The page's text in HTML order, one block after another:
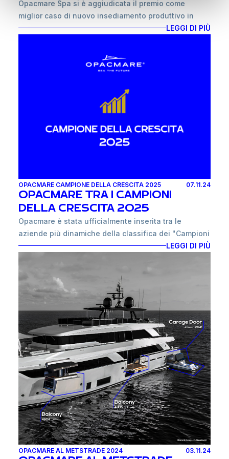
Opacmare Spa si è aggiudicata il premio come
miglior caso di nuovo insediamento produttivo in
Piemonte!
territorio piemontese ma anche alla valorizzazione
significativo e, quindi, ponendosi come “motore” di
crescita e sviluppo ma anche in valorizzazione delle
competenze produttive locali.
LEGGI DI PIÙ
OPACMARE CAMPIONE DELLA CRESCITA 2025 07.11.24
OPACMARE TRA I CAMPIONI
DELLA CRESCITA 2025
Opacmare è stata ufficialmente inserita tra le
aziende più dinamiche della classifica dei "Campioni
della Crescita 2025", un prestigioso riconoscimento
novembre 2024 su “La Repubblica Affari & Finanza”.
In questa edizione speciale, saranno celebrati i primi
600 classificati, mentre l'elenco completo delle 800
aziende premiate sarà reso disponibile online il
giorno successivo.
La pubblicazione dei "Campioni della Crescita 2025"
si inserisce nella 7ª edizione dello studio, realizzato
da “La Repubblica Affari & Finanza” in
collaborazione con l'Istituto Tedesco Qualità e
Finanza (ITQF). Il progetto celebra le aziende italiane
che, nel triennio 2020-2023, hanno registrato le
crescite più significative in termini di fatturato.
Questo riconoscimento è dedicato alle realtà
imprenditoriali che sono riuscite a trasformare le
sfide del mercato in opportunità di sviluppo,
consolidando la propria leadership nel settore di
LEGGI DI PIÙ
OPACMARE AL METSTRADE 2024 03.11.24